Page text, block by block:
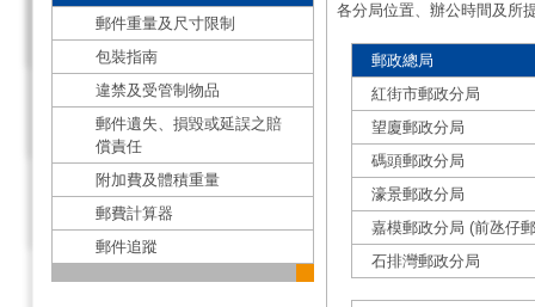
郵件重量及尺寸限制
包裝指南
違禁及受管制物品
郵件遺失、損毀或延誤之賠
償責任
附加費及體積重量
郵費計算器
郵件追蹤
各分局位置、辦公時間及所
郵政總局
紅街市郵政分局
望廈郵政分局
碼頭郵政分局
濠景郵政分局
嘉模郵政分局 (前氹仔
石排灣郵政分局